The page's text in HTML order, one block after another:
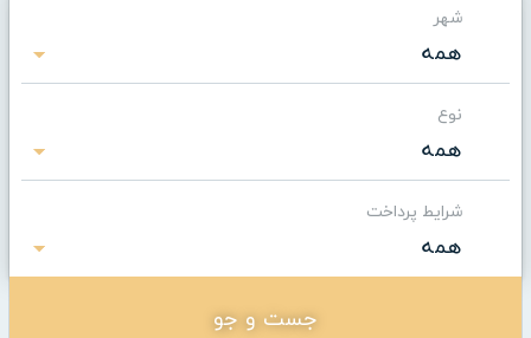
شهر
همه
نوع
همه
شرایط پرداخت
همه
جست و جو